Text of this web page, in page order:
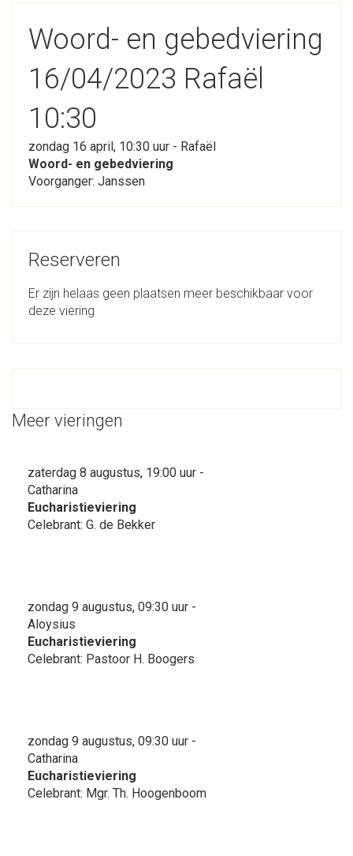
Woord- en gebedviering
16/04/2023 Rafaël
10:30
zondag 16 april, 10:30 uur - Rafaël
Woord- en gebedviering
Voorganger: Janssen
Reserveren
Er zijn helaas geen plaatsen meer beschikbaar voor
deze viering
Meer vieringen
zaterdag 8 augustus, 19:00 uur -
Catharina
Eucharistieviering
Celebrant: G. de Bekker
zondag 9 augustus, 09:30 uur -
Aloysius
Eucharistieviering
Celebrant: Pastoor H. Boogers
zondag 9 augustus, 09:30 uur -
Catharina
Eucharistieviering
Celebrant: Mgr. Th. Hoogenboom